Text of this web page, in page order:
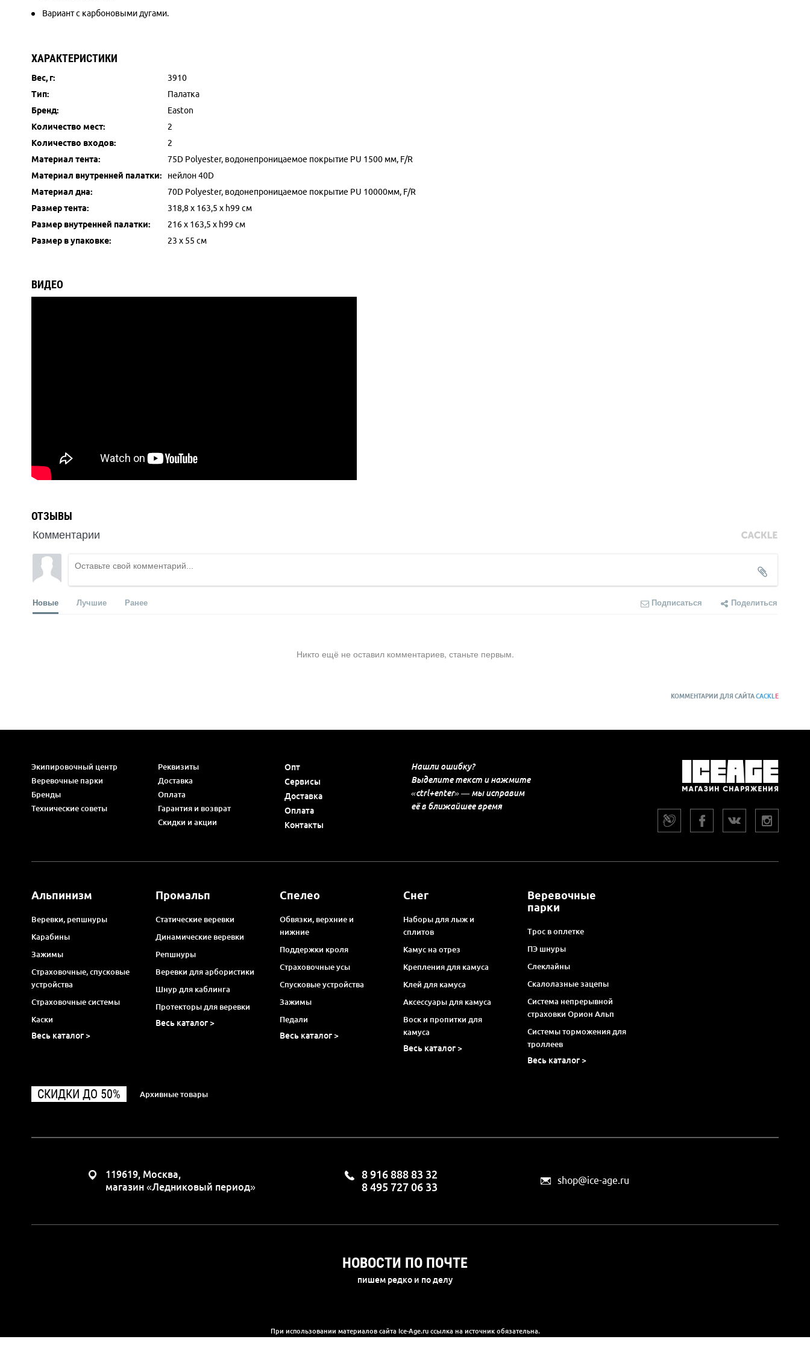
Вариант с карбоновыми дугами.
ХАРАКТЕРИСТИКИ
Вес, г:
3910
Тип:
Палатка
Бренд:
Easton
Количество мест:
2
Количество входов:
2
Материал тента:
75D Polyester, водонепроницаемое покрытие PU 1500 мм, F/R
Материал внутренней палатки:
нейлон 40D
Материал дна:
70D Polyester, водонепроницаемое покрытие PU 10000мм, F/R
Размер тента:
318,8 x 163,5 x h99 см
Размер внутренней палатки:
216 х 163,5 х h99 см
Размер в упаковке:
23 x 55 см
ВИДЕО
ОТЗЫВЫ
Комментарии
Новые Лучшие Ранее Подписаться Поделиться
Никто ещё не оставил комментариев, станьте первым.
КОММЕНТАРИИ ДЛЯ САЙТАCACKL E
Экипировочный центр
Веревочные парки
Бренды
Технические советы
Реквизиты
Доставка
Оплата
Гарантия и возврат
Скидки и акции
Опт
Сервисы
Доставка
Оплата
Контакты
Нашли ошибку?
Выделите текст и нажмите
«ctrl+enter» — мы исправим
её в ближайшее время
Альпинизм
Веревки, репшнуры
Карабины
Зажимы
Страховочные, спусковые
устройства
Страховочные системы
Каски
Весь каталог >
Промальп
Статические веревки
Динамические веревки
Репшнуры
Веревки для арбористики
Шнур для каблинга
Протекторы для веревки
Весь каталог >
Спелео
Обвязки, верхние и
нижние
Поддержки кроля
Страховочные усы
Спусковые устройства
Зажимы
Педали
Весь каталог >
Снег
Наборы для лыж и
сплитов
Камус на отрез
Крепления для камуса
Клей для камуса
Аксессуары для камуса
Воск и пропитки для
камуса
Весь каталог >
Веревочные
парки
Трос в оплетке
ПЭ шнуры
Слеклайны
Скалолазные зацепы
Система непрерывной
страховки Орион Альп
Системы торможения для
троллеев
Весь каталог >
СКИДКИ ДО 50% Архивные товары
119619, Москва,
магазин «Ледниковый период»
8 916 888 83 32
8 495 727 06 33
shop@ice-age.ru
НОВОСТИ ПО ПОЧТЕ
пишем редко и по делу
При использовании материалов сайта Ice-Age.ru ссылка на источник обязательна.